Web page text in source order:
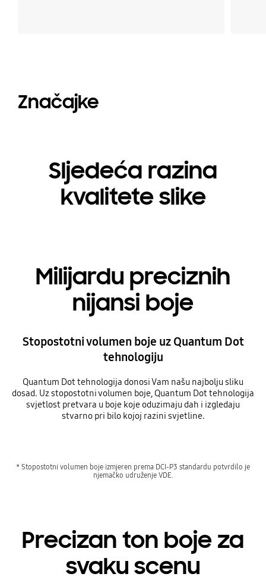
Značajke
Sljedeća razina
kvalitete slike
Milijardu preciznih
nijansi boje
Stopostotni volumen boje uz Quantum Dot
tehnologiju
Quantum Dot tehnologija donosi Vam našu najbolju sliku
dosad. Uz stopostotni volumen boje, Quantum Dot tehnologija
svjetlost pretvara u boje koje oduzimaju dah i izgledaju
stvarno pri bilo kojoj razini svjetline.
* Stopostotni volumen boje izmjeren prema DCI-P3 standardu potvrdilo je
njemačko udruženje VDE.
Precizan ton boje za
svaku scenu